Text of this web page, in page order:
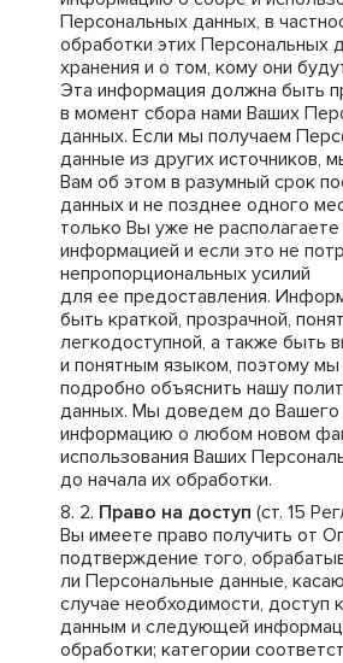
Персональных данных, в
обработки этих Персональных
хранения и о том, кому они
Эта информация должна быть
в момент сбора нами Ваших
данных. Если мы получаем
данные из других источников,
Вам об этом в разумный срок
данных и не позднее одного
только Вы уже не располагаете
информацией и если это не
непропорциональных усилий
для ее предоставления.
быть краткой, прозрачной,
легкодоступной, а также быть
и понятным языком, поэтому мы
подробно объяснить нашу
данных. Мы доведем до Вашего
информацию о любом новом
использования Ваших
до начала их обработки.
Право на доступ (ст. 15
Вы имеете право получить от
подтверждение того,
ли Персональные данные,
случае необходимости, доступ
данным и следующей
обработки; категории